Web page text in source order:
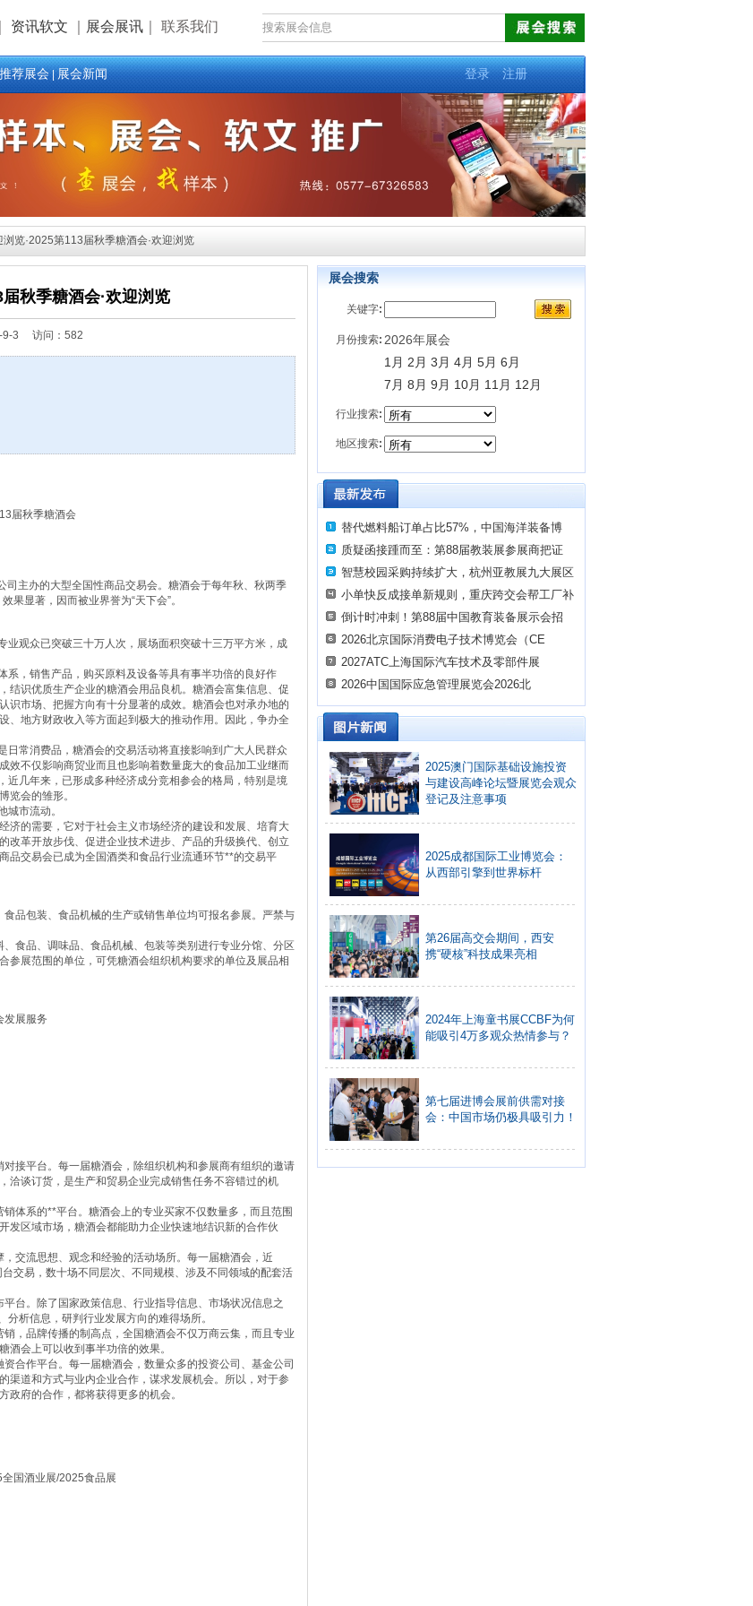
资讯软文 展会展讯 联系我们
推荐展会|展会新闻 登录 注册
·2025第113届秋季糖酒会·欢迎浏览
秋季糖酒会·欢迎浏览
9-3 访问：582
届秋季糖酒会
主办的大型全国性商品交易会。糖酒会于每年秋、秋两季
果显著，因而被业界誉为“天下会”。
观众已突破三十万人次，展场面积突破十三万平方米，成
，销售产品，购买原料及设备等具有事半功倍的良好作
结识优质生产企业的糖酒会用品良机。糖酒会富集信息、促
识市场、把握方向有十分显著的成效。糖酒会也对承办地的
、地方财政收入等方面起到极大的推动作用。因此，争办全
常消费品，糖酒会的交易活动将直接影响到广大人民群众
效不仅影响商贸业而且也影响着数量庞大的食品加工业继而
几年来，已形成多种经济成分竞相参会的格局，特别是境
览会的雏形。
市流动。
济的需要，它对于社会主义市场经济的建设和发展、培育大
改革开放步伐、促进企业技术进步、产品的升级换代、创立
品交易会已成为全国酒类和食品行业流通环节**的交易平
品包装、食品机械的生产或销售单位均可报名参展。严禁与
食品、调味品、食品机械、包装等类别进行专业分馆、分区
参展范围的单位，可凭糖酒会组织机构要求的单位及展品相
展服务
接平台。每一届糖酒会，除组织机构和参展商有组织的邀请
洽谈订货，是生产和贸易企业完成销售任务不容错过的机
体系的**平台。糖酒会上的专业买家不仅数量多，而且范围
发区域市场，糖酒会都能助力企业快速地结识新的合作伙
交流思想、观念和经验的活动场所。每一届糖酒会，近
交易，数十场不同层次、不同规模、涉及不同领域的配套活
台。除了国家政策信息、行业指导信息、市场状况信息之
析信息，研判行业发展方向的难得场所。
，品牌传播的制高点，全国糖酒会不仅万商云集，而且专业
酒会上可以收到事半功倍的效果。
合作平台。每一届糖酒会，数量众多的投资公司、基金公司
渠道和方式与业内企业合作，谋求发展机会。所以，对于参
政府的合作，都将获得更多的机会。
国酒业展/2025食品展
展会搜索
关键字:
月份搜索: 2026年展会
1月 2月 3月 4月 5月 6月
7月 8月 9月 10月 11月 12月
行业搜索:
地区搜索:
替代燃料船订单占比57%，中国海洋装备博
质疑函接踵而至：第88届教装展参展商把证
智慧校园采购持续扩大，杭州亚教展九大展区
小单快反成接单新规则，重庆跨交会帮工厂补
倒计时冲刺！第88届中国教育装备展示会招
2026北京国际消费电子技术博览会（CE
2027ATC上海国际汽车技术及零部件展
2026中国国际应急管理展览会2026北
2025澳门国际基础设施投资
与建设高峰论坛暨展览会观众
登记及注意事项
2025成都国际工业博览会：
从西部引擎到世界标杆
第26届高交会期间，西安
携“硬核”科技成果亮相
2024年上海童书展CCBF为何
能吸引4万多观众热情参与？
第七届进博会展前供需对接
会：中国市场仍极具吸引力！